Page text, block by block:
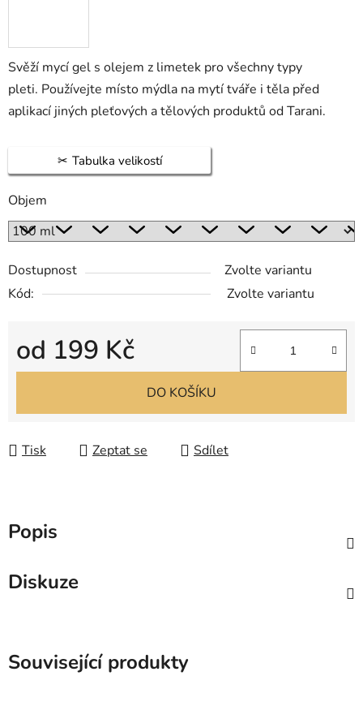
Svěží mycí gel s olejem z limetek pro všechny typy
pleti. Používejte místo mýdla na mytí tváře i těla před
aplikací jiných pleťových a tělových produktů od Tarani.
Tabulka velikostí
Objem
Dostupnost
Zvolte variantu
Kód:
Zvolte variantu
od 199 Kč
Měrná cena:
DO KOŠÍKU
Tisk Zeptat se Sdílet
Popis
Diskuze
Související produkty